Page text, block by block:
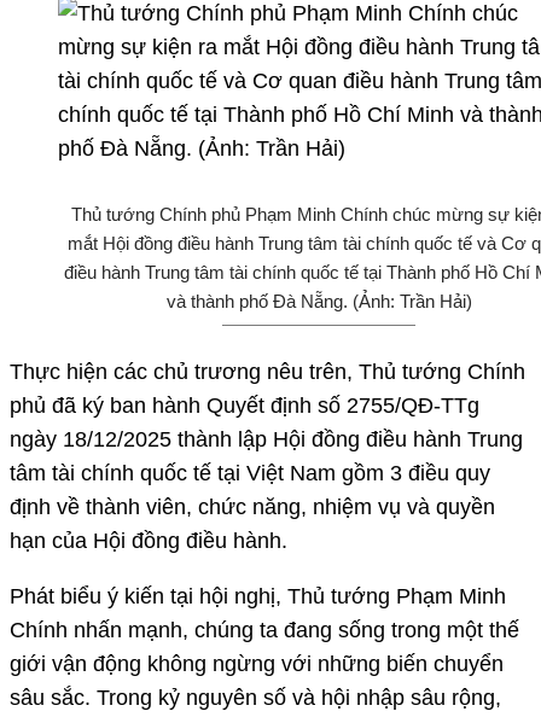
Thủ tướng Chính phủ Phạm Minh Chính chúc mừng sự
mắt Hội đồng điều hành Trung tâm tài chính quốc tế và Cơ
điều hành Trung tâm tài chính quốc tế tại Thành phố Hồ Chí
và thành phố Đà Nẵng. (Ảnh: Trần Hải)
Thực hiện các chủ trương nêu trên, Thủ tướng Chính
phủ đã ký ban hành Quyết định số 2755/QĐ-TTg
ngày 18/12/2025 thành lập Hội đồng điều hành Trung
tâm tài chính quốc tế tại Việt Nam gồm 3 điều quy
định về thành viên, chức năng, nhiệm vụ và quyền
hạn của Hội đồng điều hành.
Phát biểu ý kiến tại hội nghị, Thủ tướng Phạm Minh
Chính nhấn mạnh, chúng ta đang sống trong một thế
giới vận động không ngừng với những biến chuyển
sâu sắc. Trong kỷ nguyên số và hội nhập sâu rộng,